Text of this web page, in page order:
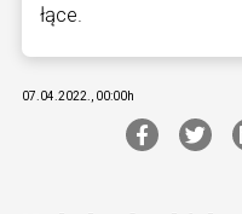
łące.
07.04.2022., 00:00h